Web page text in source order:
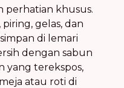
perhatian khusus.
gelas, dan
di lemari
dengan sabun
yang terekspos,
atau roti di